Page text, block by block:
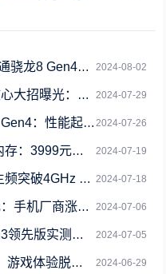
2024-08-02
性能霸榜安卓
2024-07-29
让游戏帧数暴增
2024-07-26
：性能起飞
2024-07-19
价一去不复返了
2024-07-18
性能霸榜安卓阵营
2024-07-06
涨价板上钉钉了
2024-07-05
：高通最强芯
2024-06-29
体验脱胎换骨